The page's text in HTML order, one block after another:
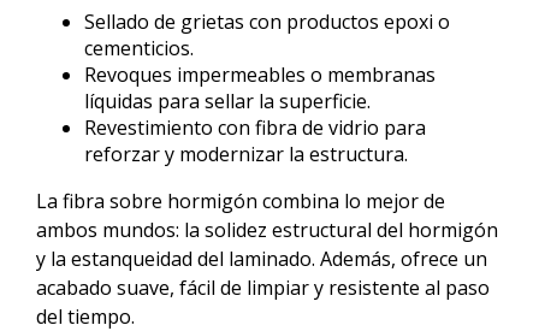
Sellado de grietas con productos epoxi o
cementicios.
Revoques impermeables o membranas
líquidas para sellar la superficie.
Revestimiento con fibra de vidrio para
reforzar y modernizar la estructura.
La fibra sobre hormigón combina lo mejor de
ambos mundos: la solidez estructural del hormigón
y la estanqueidad del laminado. Además, ofrece un
acabado suave, fácil de limpiar y resistente al paso
del tiempo.